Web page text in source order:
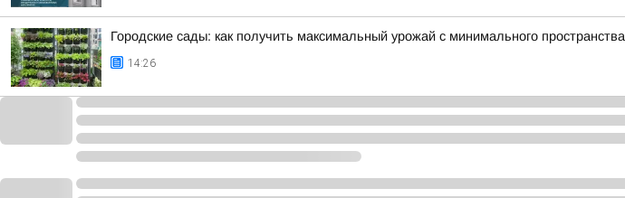
Городские сады: как получить максимальный урожай с минимального пространства
14:26